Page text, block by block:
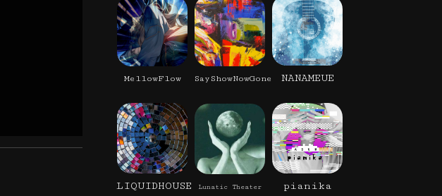
MellowFlow SayShowNowGone NANAMEUE
LIQUIDHOUSE Lunatic Theater pianika